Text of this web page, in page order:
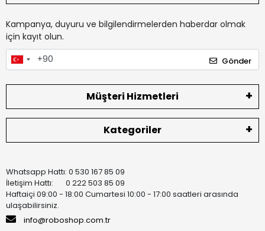
Kampanya, duyuru ve bilgilendirmelerden haberdar olmak
için kayıt olun.
Gönder
Müşteri Hizmetleri
Kategoriler
Whatsapp Hattı: 0 530 167 85 09
İletişim Hattı: 0 222 503 85 09
Haftaiçi 09:00 - 18:00 Cumartesi 10:00 - 17:00 saatleri arasında
ulaşabilirsiniz.
info@roboshop.com.tr